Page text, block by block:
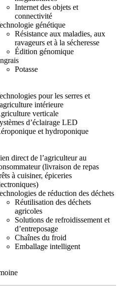
Internet des objets et
connectivité
génétique
Résistance aux maladies, aux
ravageurs et à la sécheresse
Édition génomique
Potasse
pour les serres et
intérieure
verticale
d’éclairage LED
et hydroponique
direct de l’agriculteur au
(livraison de repas
à cuisiner, épiceries
de réduction des déchets
Réutilisation des déchets
agricoles
Solutions de refroidissement et
d’entreposage
Chaînes du froid
Emballage intelligent